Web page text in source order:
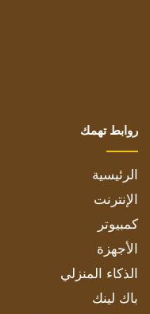
روابط تهمك
الرئيسية
الإنترنت
كمبيوتر
الأجهزة
الذكاء المنزلي
باك لينك